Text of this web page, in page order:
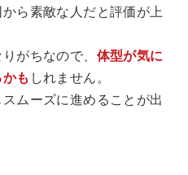
ら素敵な人だと評価が上
がちなので、 体型が気に
も しれません。
ムーズに進めることが出